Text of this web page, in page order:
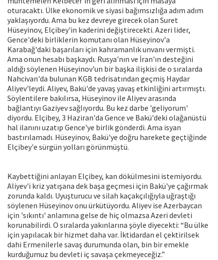
oturacaktı. Ülke ekonomik ve siyasi bağımsızlığa adım adım
yaklaşıyordu. Ama bu kez devreye girecek olan Suret
Hüseyinov, Elçibey'in kaderini değiştirecekti. Azeri lider,
Gence'deki birliklerin komutanı olan Hüseyinov'a
Karabağ'daki başarıları için kahramanlık unvanı vermişti.
Ama onun hesabı başkaydı. Rusya'nın ve İran'ın desteğini
aldığı söylenen Hüseyinov'un bir başka ilişkisi de o sıralarda
Nahcivan'da bulunan KGB tedrisatından geçmiş Haydar
Aliyev'leydi. Aliyev, Bakü'de yavaş yavaş etkinliğini artırmıştı.
Söylentilere bakılırsa, Hüseyinov ile Aliyev arasında
bağlantıyı Gaziyev sağlıyordu. Bu kez darbe 'geliyorum'
diyordu. Elçibey, 3 Haziran'da Gence ve Bakü'deki olağanüstü
hal ilanını uzatıp Gence'ye birlik gönderdi. Ama isyan
bastırılamadı. Hüseyinov, Bakü'ye doğru harekete geçtiğinde
Elçibey'e sürgün yolları görünmüştü.
Kaybettiğini anlayan Elçibey, kan dökülmesini istemiyordu.
Aliyev'i kriz yatışana dek başa geçmesi için Bakü'ye çağırmak
zorunda kaldı. Uyuşturucu ve silah kaçakçılığıyla uğraştığı
söylenen Hüseyinov onu ürkütüyordu. Aliyev ise Azerbaycan
için 'sıkıntı' anlamına gelse de hiç olmazsa Azeri devleti
korunabilirdi. O sıralarda yakınlarına şöyle diyecekti: “Bu ülke
için yapılacak bir hizmet daha var. İktidardan el çektirilsek
dahi Ermenilerle savaş durumunda olan, bin bir emekle
kurduğumuz bu devleti iç savaşa çekmeyeceğiz.”